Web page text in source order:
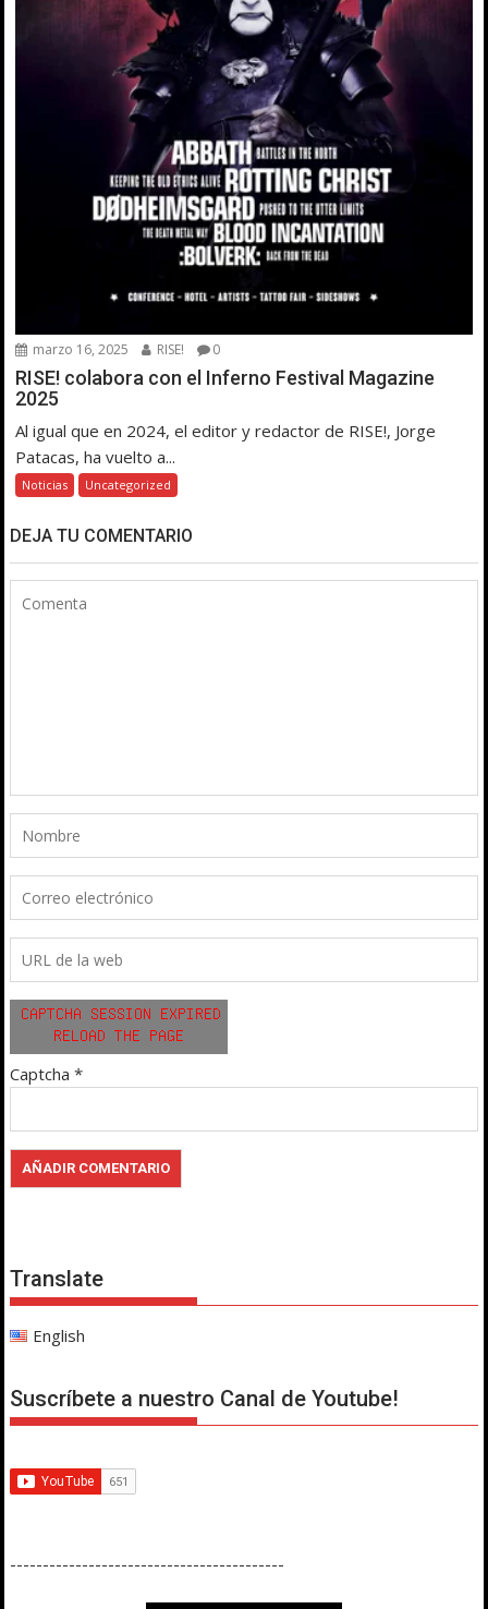
marzo 16, 2025 RISE! 0
RISE! colabora con el Inferno Festival Magazine
2025
Al igual que en 2024, el editor y redactor de RISE!, Jorge
Patacas, ha vuelto a...
Noticias Uncategorized
DEJA TU COMENTARIO
Captcha *
Translate
English
Suscríbete a nuestro Canal de Youtube!
------------------------------------------